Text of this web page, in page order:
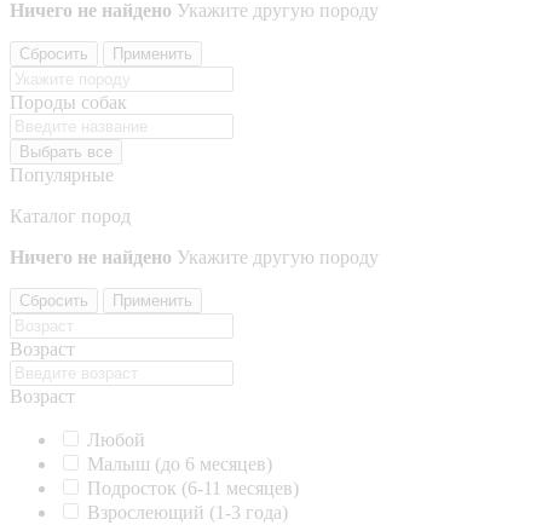
Ничего не найдено Укажите другую породу
Сбросить Применить
Породы собак
Выбрать все
Популярные
Каталог пород
Ничего не найдено Укажите другую породу
Сбросить Применить
Возраст
Возраст
Любой
Малыш (до 6 месяцев)
Подросток (6-11 месяцев)
Взрослеющий (1-3 года)